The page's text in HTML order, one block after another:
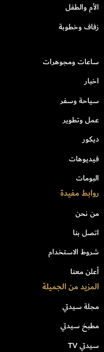
الأم والطفل
زفاف وخطوبة
ساعات ومجوهرات
اخبار
سياحة وسفر
عمل وتطوير
ديكور
فيديوهات
البومات
روابط مفيدة
من نحن
اتصل بنا
شروط الاستخدام
أعلن معنا
المزيد من الجميلة
مجلة سيدتي
مطبخ سيدتي
سيدتي TV